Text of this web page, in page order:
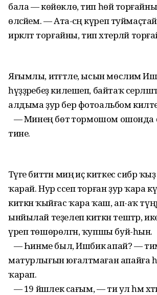
бала — көйөклө, тип һөйә торғайны
өләсәйем. — Ата-әсәң күреп
иркәләтә торғайны, тип хәтерләй
Яғымлы, итәғәтле, ысын мөслимә
һүҙҙәребеҙ килешеп, байтаҡ
алдыма ҙур бер фотоальбом
— Минең бөтә тормошом ошонда
тине.
Тәүге биттән миңә иҫ киткес сибәр
ҡарай. Нур сәсеп торған ҙур ҡара
киткән ҡыйғас ҡара ҡаш, ап-аҡ
ынйылай теҙелеп киткән тештәр,
үреп төшөрөлгән, ҡупшы буй-һын.
— Һинме был, Ишбикә апай? — тим,
матурлығын юғалтмаған апайға
ҡарап.
— 19 йәшлек сағым, — ти ул һәм